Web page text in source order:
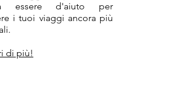
essere d'aiuto per
i tuoi viaggi ancora più
di più!